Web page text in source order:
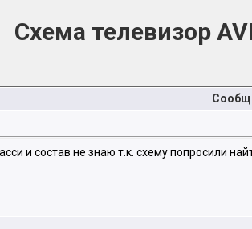
Схема телевизор
и состав не знаю т.к. схему попросили